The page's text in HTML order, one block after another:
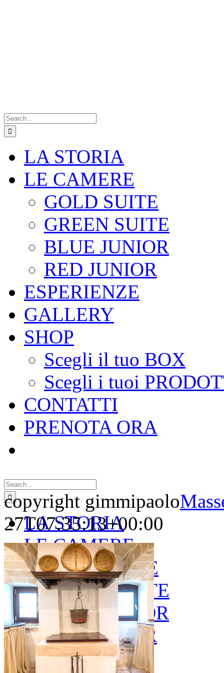
for:
LA STORIA
LE CAMERE
GOLD SUITE
GREEN SUITE
BLUE JUNIOR
RED JUNIOR
ESPERIENZE
GALLERY
SHOP
Scegli il tuo BOX
Scegli i tuoi
CONTATTI
PRENOTA ORA
for:
LA STORIA
LE CAMERE
GOLD SUITE
GREEN SUITE
BLUE JUNIOR
RED JUNIOR
ESPERIENZE
copyright gimmipaolo
27T07:35:13+00:00